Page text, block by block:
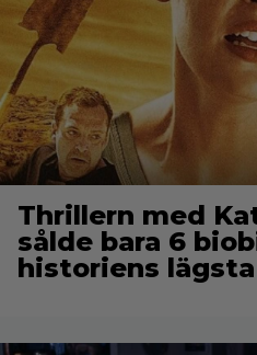
Thrillern med
sålde bara 6
historiens